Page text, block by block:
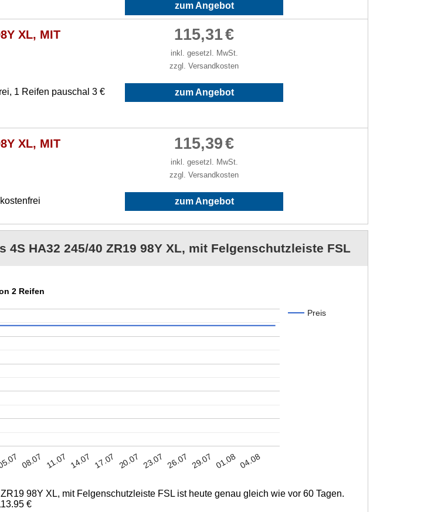
zum Angebot
XL, MIT
1 Reifen pauschal 3 €
115,31€
inkl. gesetzl. MwSt.
zzgl. Versandkosten
zum Angebot
XL, MIT
115,39€
inkl. gesetzl. MwSt.
zzgl. Versandkosten
zum Angebot
HA32 245/40 ZR19 98Y XL, mit Felgenschutzleiste FSL
2 Reifen
Preis
08.07 11.07 14.07 17.07 20.07 23.07 26.07 29.07 01.08 04.08
98Y XL, mit Felgenschutzleiste FSL ist heute genau gleich wie vor 60 Tagen.
€